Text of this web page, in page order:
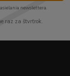
newslettera.
raz za štvrťrok.